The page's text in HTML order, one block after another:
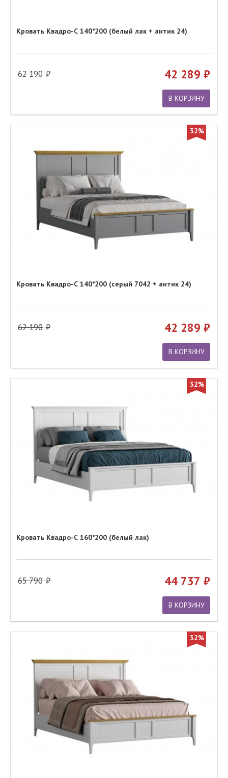
Кровать Квадро-С 140*200 (белый лак + антик 24)
62 190 42 289
В КОРЗИНУ
32%
Кровать Квадро-С 140*200 (серый 7042 + антик 24)
62 190 42 289
В КОРЗИНУ
32%
Кровать Квадро-С 160*200 (белый лак)
65 790 44 737
В КОРЗИНУ
32%